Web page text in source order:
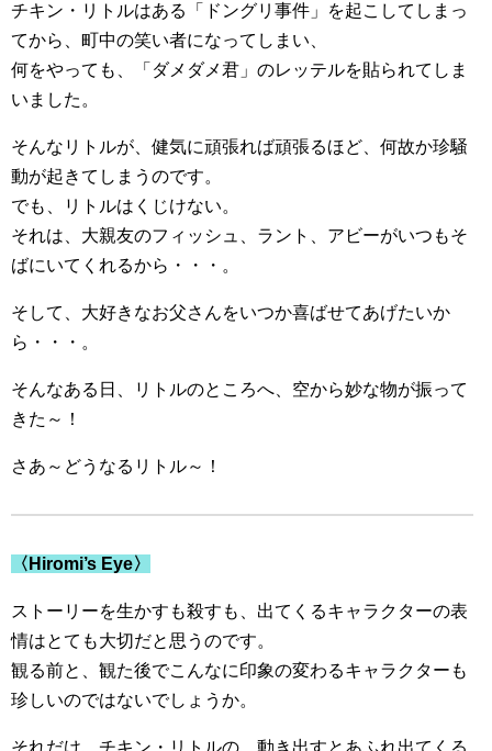
チキン・リトルはある「ドングリ事件」を起こしてしまっ
てから、町中の笑い者になってしまい、
何をやっても、「ダメダメ君」のレッテルを貼られてしま
いました。
そんなリトルが、健気に頑張れば頑張るほど、何故か珍騒
動が起きてしまうのです。
でも、リトルはくじけない。
それは、大親友のフィッシュ、ラント、アビーがいつもそ
ばにいてくれるから・・・。
そして、大好きなお父さんをいつか喜ばせてあげたいか
ら・・・。
そんなある日、リトルのところへ、空から妙な物が振って
きた～！
さあ～どうなるリトル～！
〈Hiromi’s Eye〉
ストーリーを生かすも殺すも、出てくるキャラクターの表
情はとても大切だと思うのです。
観る前と、観た後でこんなに印象の変わるキャラクターも
珍しいのではないでしょうか。
それだけ、チキン・リトルの、動き出すとあふれ出てくる